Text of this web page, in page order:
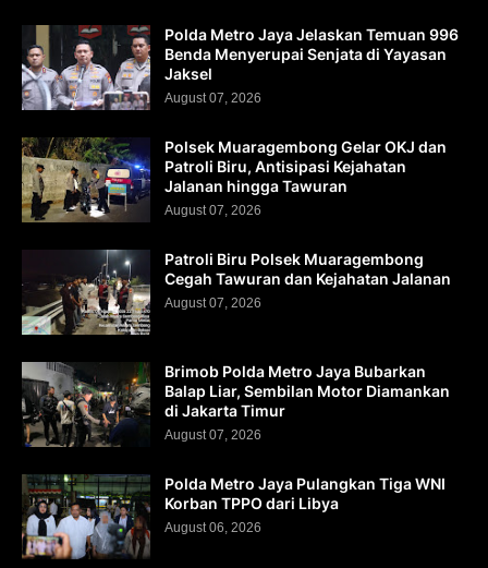
Polda Metro Jaya Jelaskan Temuan 996
Benda Menyerupai Senjata di Yayasan
Jaksel
August 07, 2026
Polsek Muaragembong Gelar OKJ dan
Patroli Biru, Antisipasi Kejahatan
Jalanan hingga Tawuran
August 07, 2026
Patroli Biru Polsek Muaragembong
Cegah Tawuran dan Kejahatan Jalanan
August 07, 2026
Brimob Polda Metro Jaya Bubarkan
Balap Liar, Sembilan Motor Diamankan
di Jakarta Timur
August 07, 2026
Polda Metro Jaya Pulangkan Tiga WNI
Korban TPPO dari Libya
August 06, 2026